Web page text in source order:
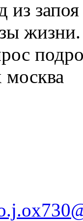
из
жизни.
москва